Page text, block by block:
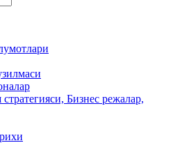
Бизнес режалар,